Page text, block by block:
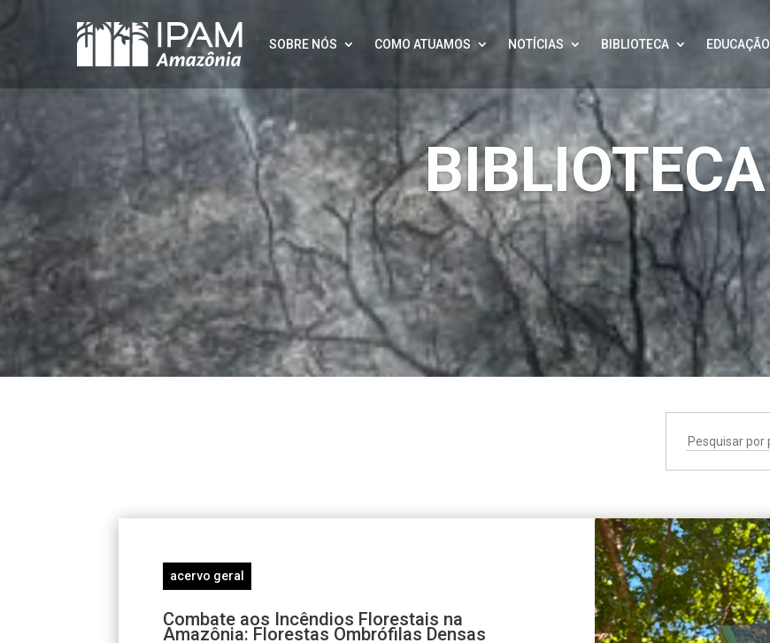
SOBRE NÓS COMO ATUAMOS NOTÍCIAS BIBLIOTECA EDUCAÇÃO
BIBLIOTECA
acervo geral
Combate aos Incêndios Florestais na
Amazônia: Florestas Ombrófilas Densas